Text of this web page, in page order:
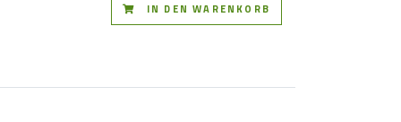
IN DEN WARENKORB